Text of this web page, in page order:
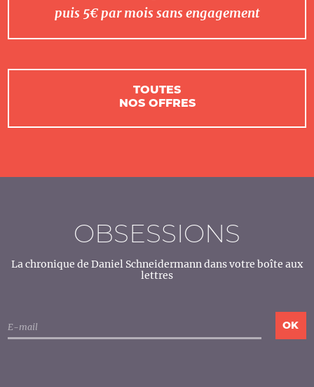
puis 5€ par mois sans engagement
TOUTES
NOS OFFRES
OBSESSIONS
La chronique de Daniel Schneidermann dans votre boîte aux
lettres